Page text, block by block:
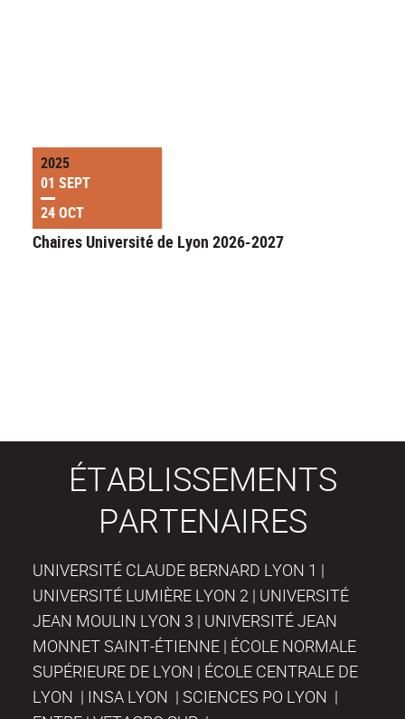
2025
01 SEPT
24 OCT
Chaires Université de Lyon 2026-2027
ÉTABLISSEMENTS
PARTENAIRES
UNIVERSITÉ CLAUDE BERNARD LYON 1 |
UNIVERSITÉ LUMIÈRE LYON 2 | UNIVERSITÉ
JEAN MOULIN LYON 3 | UNIVERSITÉ JEAN
MONNET SAINT-ÉTIENNE | ÉCOLE NORMALE
SUPÉRIEURE DE LYON | ÉCOLE CENTRALE DE
LYON | INSA LYON | SCIENCES PO LYON |